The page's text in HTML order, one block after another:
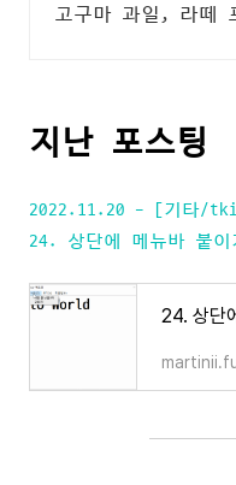
고구마 과일, 라떼
지난 포스팅
2022.11.20 - [기타/
24. 상단에 메뉴바 붙이
24. 상단